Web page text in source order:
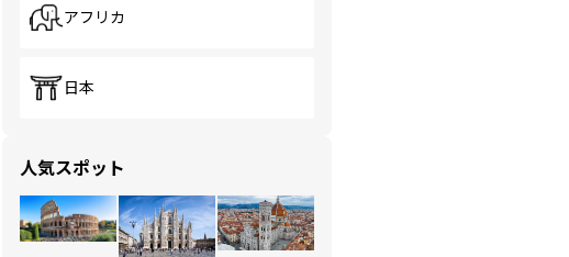
アフリカ
日本
人気スポット